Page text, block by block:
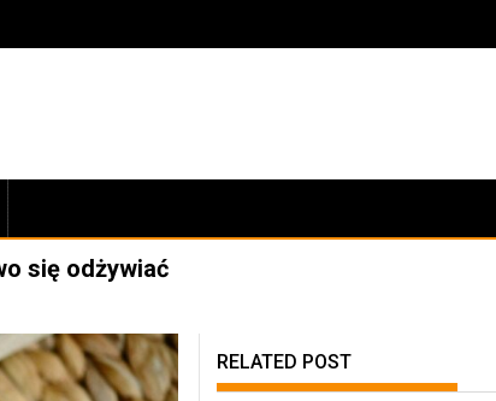
sposób na zrzucenie wagi
się odżywiać
RELATED POST